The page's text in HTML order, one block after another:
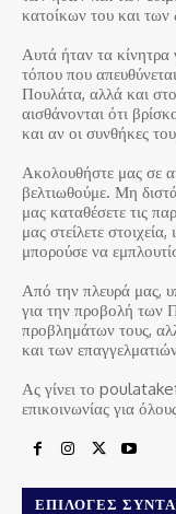
κατοίκων του και
Αυτά ήταν τα κίνητρα
τόπου που
Πουλάτα, αλλά και
αισθάνονται ότι
και αν οι συνθήκες
Ακολουθήστε μας σε
βελτιωθούμε. Μη
μας καταθέσετε τις
μας στείλετε
μπορούσε να
Από την πλευρά μας,
για την προβολή των
προβλημάτων τους,
και των
Ας γίνει το
επικοινωνίας για
ΕΠΙΛΟΓΈΣ